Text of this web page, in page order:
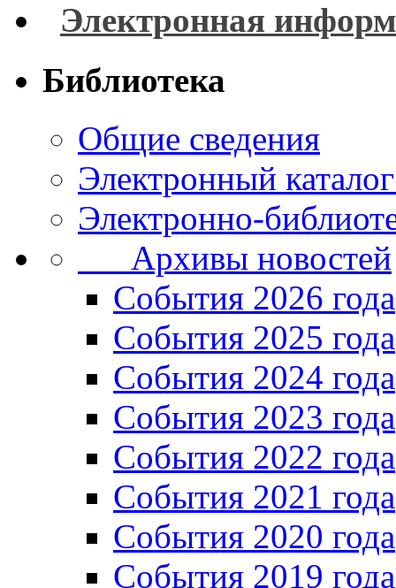
Электронная
Библиотека
Общие сведения
Электронный
Электронно-
Архивы новостей
Cобытия 2026 года
События 2025 года
События 2024 года
События 2023 года
Cобытия 2022 года
Cобытия 2021 года
События 2020 года
События 2019 года